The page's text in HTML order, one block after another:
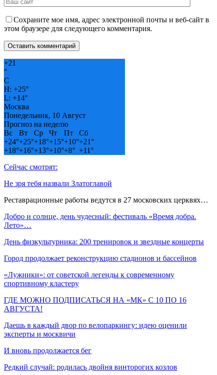
Сохраните мое имя, адрес электронной почты и веб-сайт в
этом браузере для следующего комментария.
+21
°
C
H: +25°
L: +14°
Москва
Понедельник, 10 Август
Прогноз на неделю
Вс
Вт Ср Чт Пт
Сб
+24°+25°+18°+15°+10°+21°
+18°+16°+13°+10°+8° +11°
Сейчас смотрят:
Не зря тебя назвали Златоглавой
Реставрационные работы ведутся в 27 московских церквях…
Добро и солнце, день чудесный: фестиваль «Время добра.
Лето»…
День физкультурника: 200 тренировок и звездные концерты
Город продолжает реконструкцию стадионов и бассейнов
«Лужники»: от советской легенды к современному
спортивному кластеру
ГДЕ МОЖНО ПОДПИСАТЬСЯ НА «МК» С 10 ПО 16
АВГУСТА!
Даешь в каждый двор по велопаркингу: идею оценили
эксперты и москвичи
И вновь продолжается бег
Редкий случай: родилась двойня винторогих козлов